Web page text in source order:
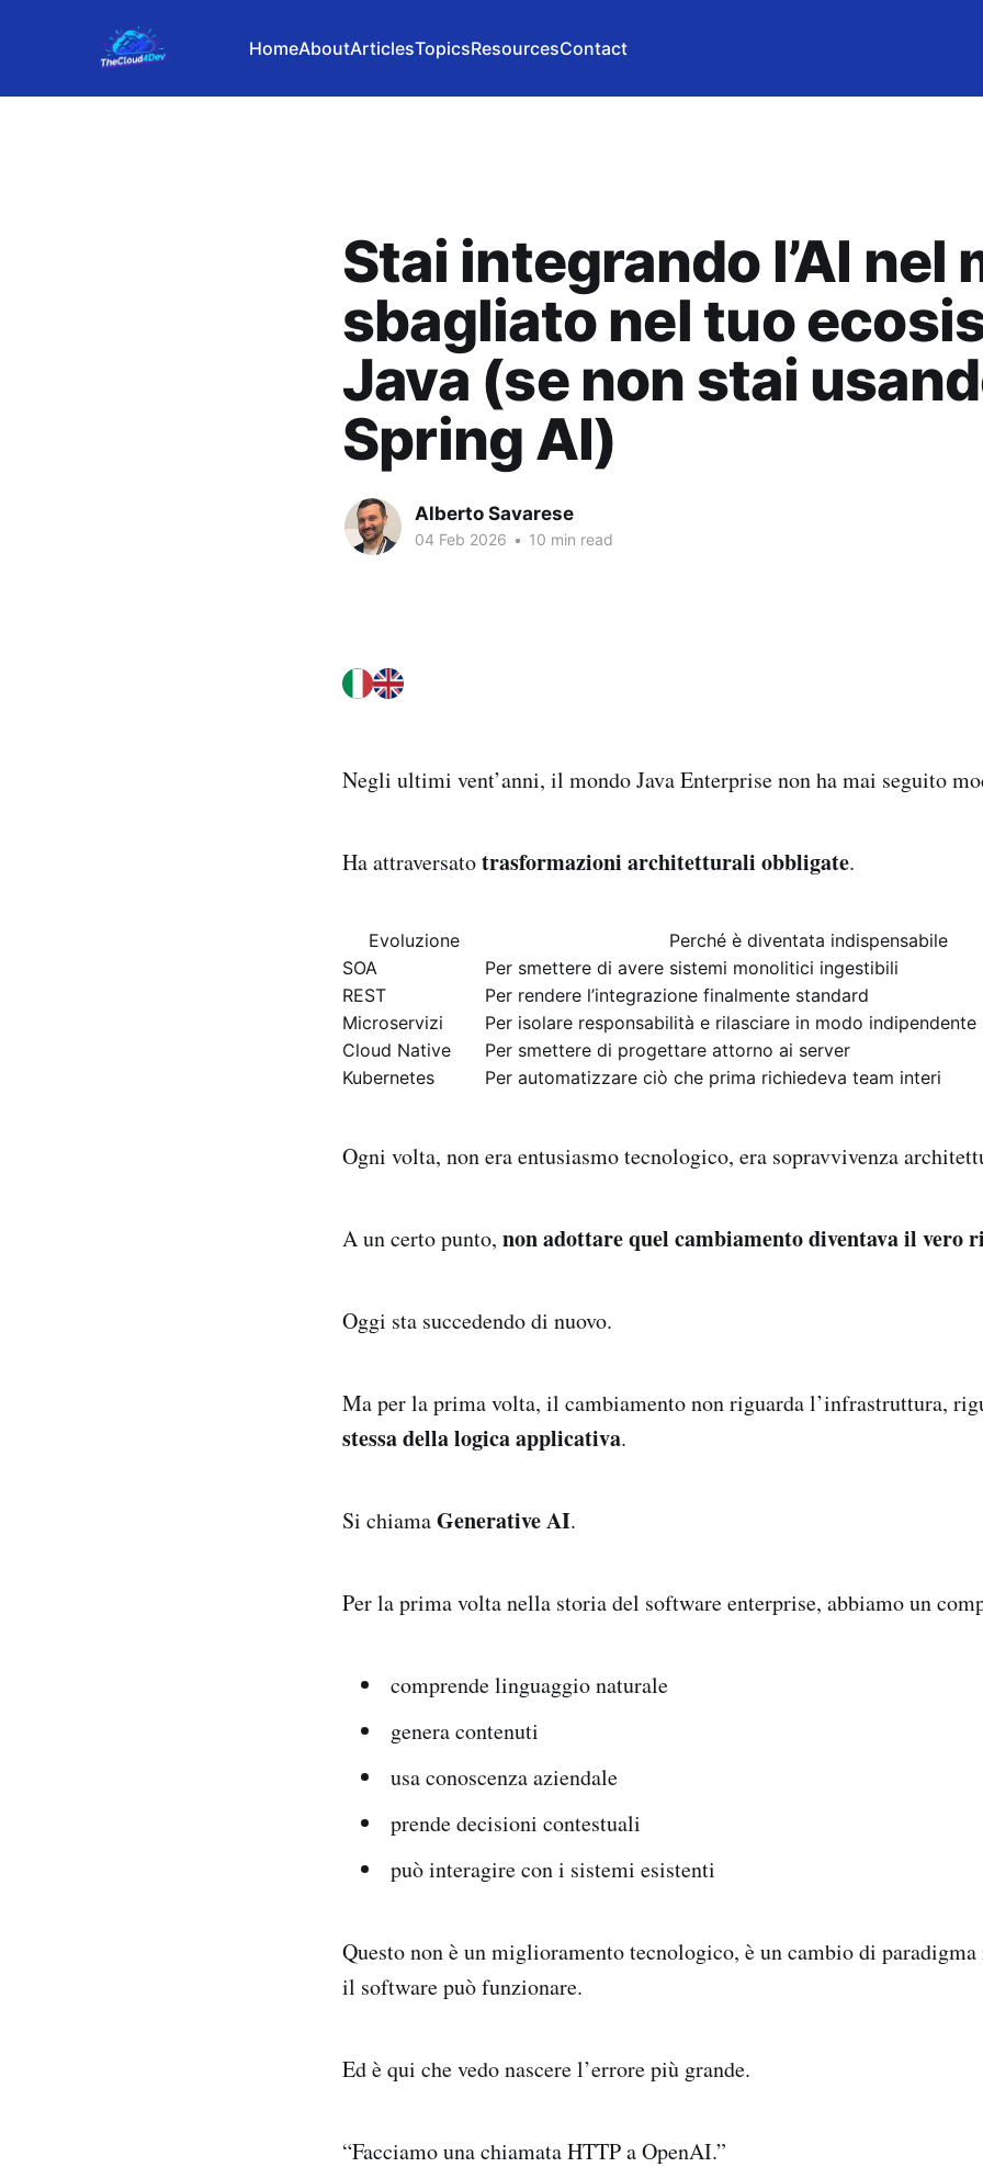
HomeAboutArticlesTopicsResourcesContact
Stai integrando l’AI nel
sbagliato nel tuo
Java (se non stai
Spring AI)
Alberto Savarese
04 Feb 2026 • 10 min read
Negli ultimi vent’anni, il mondo Java Enterprise non ha mai seguito
Ha attraversatotrasformazioni architetturali obbligate.
Evoluzione
Perché è diventata indispensabile
SOA
Per smettere di avere sistemi monolitici ingestibili
REST
Per rendere l’integrazione finalmente standard
Microservizi
Per isolare responsabilità e rilasciare in modo indipendente
Cloud Native
Per smettere di progettare attorno ai server
Kubernetes
Per automatizzare ciò che prima richiedeva team interi
Ogni volta, non era entusiasmo tecnologico, era sopravvivenza
A un certo punto, non adottare quel cambiamento diventava il vero
Oggi sta succedendo di nuovo.
Ma per la prima volta, il cambiamento non riguarda l’infrastruttura,
stessa della logica applicativa.
Si chiamaGenerative AI.
Per la prima volta nella storia del software enterprise, abbiamo un
comprende linguaggio naturale
genera contenuti
usa conoscenza aziendale
prende decisioni contestuali
può interagire con i sistemi esistenti
Questo non è un miglioramento tecnologico, è un cambio di
il software può funzionare.
Ed è qui che vedo nascere l’errore più grande.
“Facciamo una chiamata HTTP a OpenAI.”